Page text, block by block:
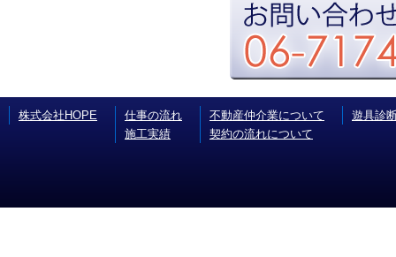
株式会社HOPE
仕事の流れ
施工実績
不動産仲介業について
契約の流れについて
遊具診